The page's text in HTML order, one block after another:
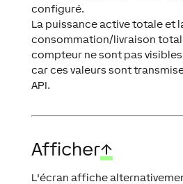
configuré.
La puissance active totale et
consommation/livraison
compteur ne sont pas
car ces valeurs sont
API.
Afficher↑
L'écran affiche